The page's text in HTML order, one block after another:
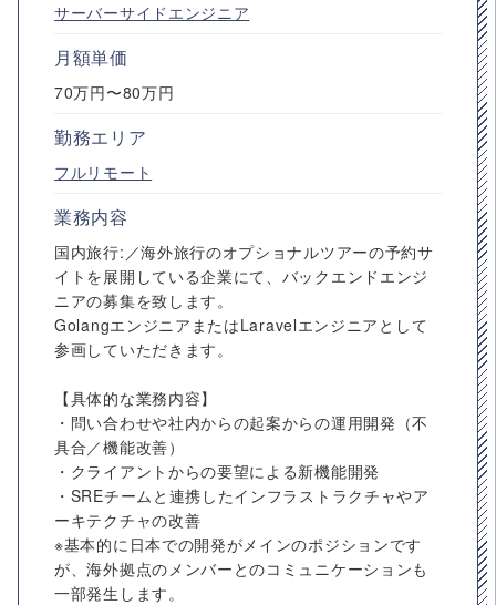
サーバーサイドエンジニア
月額単価
70万円〜80万円
勤務エリア
フルリモート
業務内容
国内旅行:／海外旅行のオプショナルツアーの予約サ
イトを展開している企業にて、バックエンドエンジ
ニアの募集を致します。
GolangエンジニアまたはLaravelエンジニアとして
参画していただきます。
【具体的な業務内容】
・問い合わせや社内からの起案からの運用開発（不
具合／機能改善）
・クライアントからの要望による新機能開発
・SREチームと連携したインフラストラクチャやア
ーキテクチャの改善
※基本的に日本での開発がメインのポジションです
が、海外拠点のメンバーとのコミュニケーションも
一部発生します。